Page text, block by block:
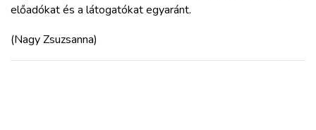
előadókat és a látogatókat egyaránt.
(Nagy Zsuzsanna)